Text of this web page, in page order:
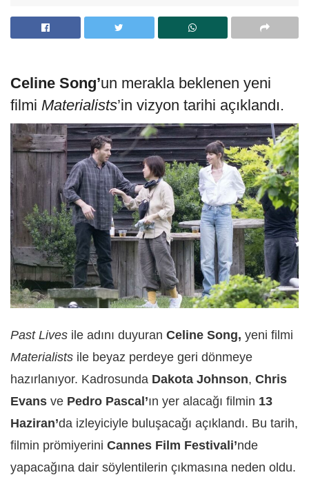
Celine Song’un merakla beklenen yeni
filmi Materialists’in vizyon tarihi açıklandı.
Past Lives ile adını duyuran Celine Song, yeni filmi
Materialists ile beyaz perdeye geri dönmeye
hazırlanıyor. Kadrosunda Dakota Johnson, Chris
Evans ve Pedro Pascal’ın yer alacağı filmin 13
Haziran’da izleyiciyle buluşacağı açıklandı. Bu tarih,
filmin prömiyerini Cannes Film Festivali’nde
yapacağına dair söylentilerin çıkmasına neden oldu.